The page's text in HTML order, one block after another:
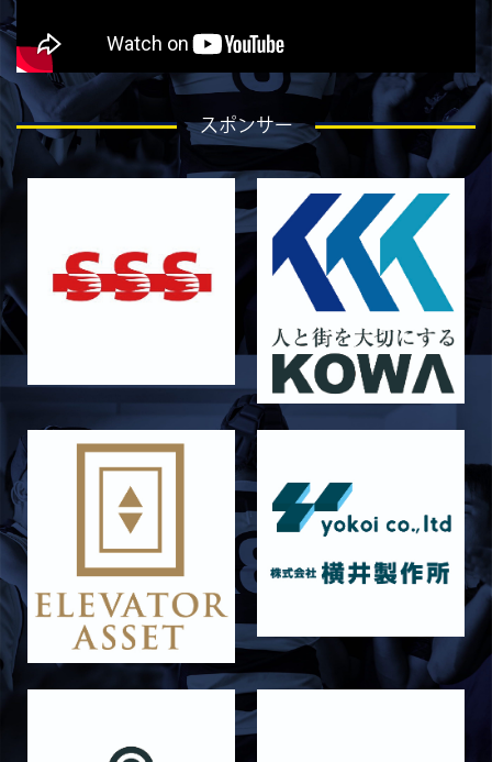
2026/07/30
STAFF blog
2026/07/28
STAFF blog
ラストイヤーにかける想い-石飛冬輝-
2026/07/27
ラストイヤーにかける想い-石岡泰一-
STAFF blog
ラストイヤーにかける想い-芦塚悠大-
2026/07/25
STAFF blog
ラストイヤーにかける想い-青田宗久-
STAFF blog
6月27日 朝日大学戦
STAFF blog
【Rits Familyのバトン】vol. 2 稲西輝紀
STAFF blog
6月21日 京都大学
2026/06/19
STAFF blog
6月20日 花園大学
2026/06/16
STAFF blog
6月14日 島津製作所
STAFF blog
STAFF blog
スポンサー